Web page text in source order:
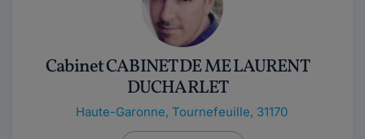
Cabinet CABINET DE ME LAURENT
DUCHARLET
Haute-Garonne, Tournefeuille, 31170